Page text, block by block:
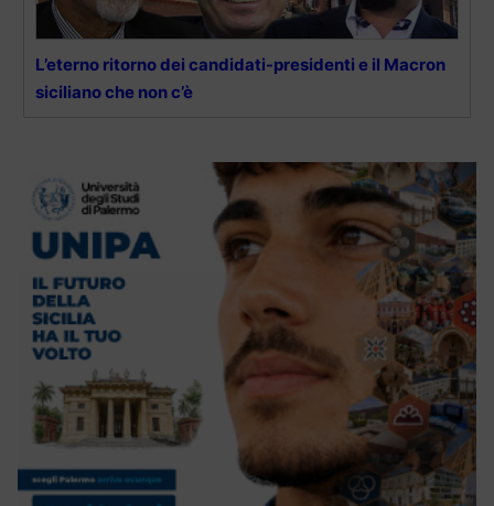
L’eterno ritorno dei candidati-presidenti e il Macron
siciliano che non c’è